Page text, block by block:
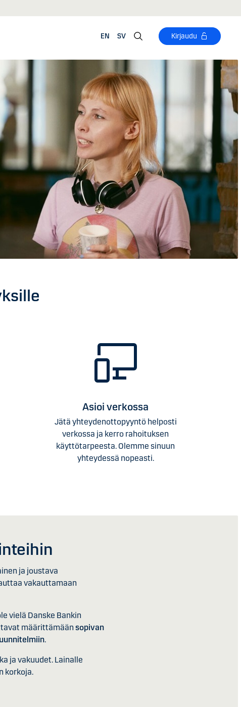
EN SV Kirjaudu
Asioi verkossa
Jätä yhteydenottopyyntö helposti
verkossa ja kerro rahoituksen
käyttötarpeesta. Olemme sinuun
yhteydessä nopeasti.
ja joustava
vakauttamaan
vielä Danske Bankin
määrittämään sopivan
.
ja vakuudet. Lainalle
korkoja.